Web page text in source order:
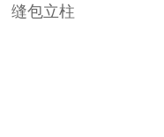
缝包立柱